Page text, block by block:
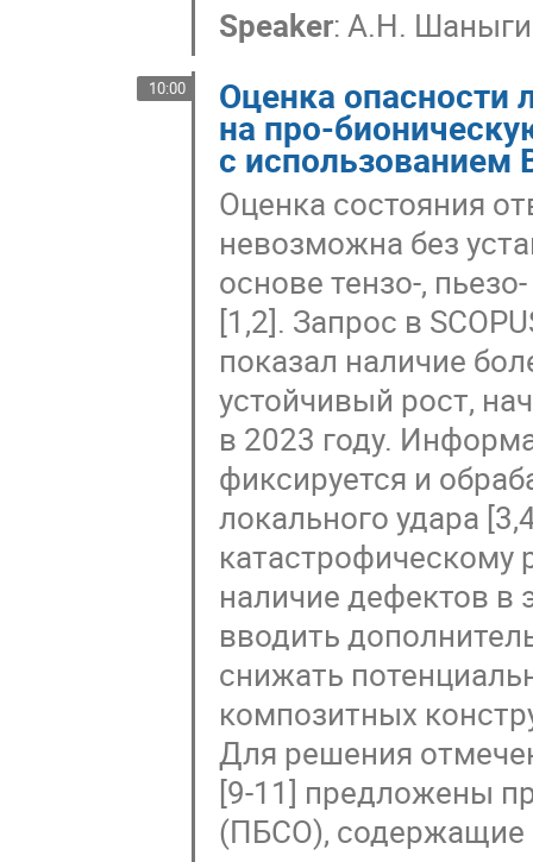
Speaker: А.Н.
10:00 Оценка опасности
на про-
с использованием
Оценка состояния
невозможна без
основе тензо-,
[1,2]. Запрос в
показал наличие
устойчивый рост,
в 2023 году.
фиксируется и
локального удара
катастрофическому
наличие дефектов в
вводить
снижать
композитных
Для решения
[9-11] предложены
(ПБСО), содержащие